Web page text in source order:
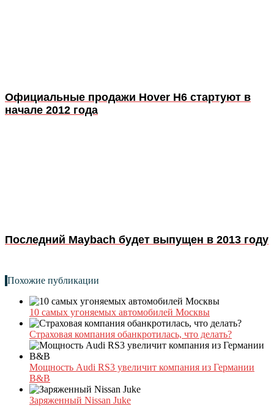
Официальные продажи Hover H6 стартуют в
начале 2012 года
Последний Maybach будет выпущен в 2013 году
Похожие публикации
10 самых угоняемых автомобилей Москвы
Страховая компания обанкротилась, что делать?
Мощность Audi RS3 увеличит компания из Германии
B&B
Заряженный Nissan Juke